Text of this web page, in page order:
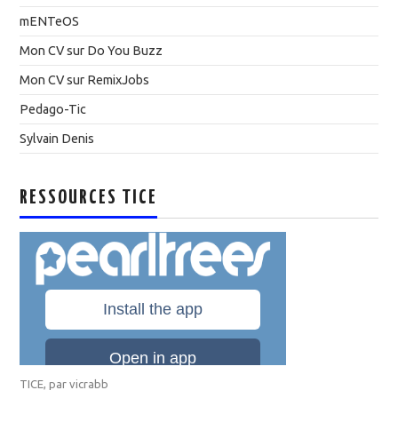
mENTeOS
Mon CV sur Do You Buzz
Mon CV sur RemixJobs
Pedago-Tic
Sylvain Denis
RESSOURCES TICE
TICE, parvicrabb